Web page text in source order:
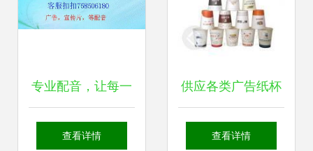
任
专业配音，让每一
段声音都成为品牌
查看详情
供应各类广告纸杯
价格与厂家全解析
查看详情